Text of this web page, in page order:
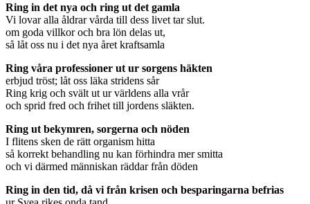
Ring in det nya och ring ut det gamla
Vi lovar alla åldrar vårda till dess livet tar slut.
om goda villkor och bra lön delas ut,
så låt oss nu i det nya året kraftsamla
Ring våra professioner ut ur sorgens häkten
erbjud tröst; låt oss läka stridens sår
Ring krig och svält ut ur världens alla vrår
och sprid fred och frihet till jordens släkten.
Ring ut bekymren, sorgerna och nöden
I flitens sken de rätt organism hitta
så korrekt behandling nu kan förhindra mer smitta
och vi därmed människan räddar från döden
Ring in den tid, då vi från krisen och besparingarna befrias